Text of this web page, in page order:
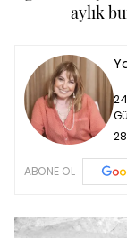
aylık
ABONE OL